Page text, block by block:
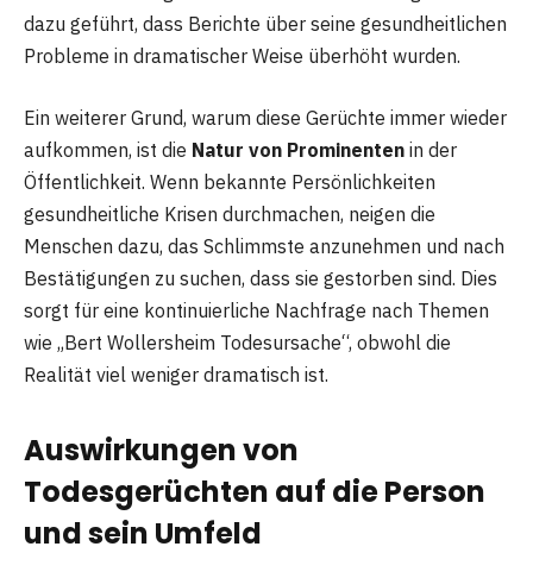
dazu geführt, dass Berichte über seine gesundheitlichen
Probleme in dramatischer Weise überhöht wurden.
Ein weiterer Grund, warum diese Gerüchte immer wieder
aufkommen, ist die Natur von Prominenten in der
Öffentlichkeit. Wenn bekannte Persönlichkeiten
gesundheitliche Krisen durchmachen, neigen die
Menschen dazu, das Schlimmste anzunehmen und nach
Bestätigungen zu suchen, dass sie gestorben sind. Dies
sorgt für eine kontinuierliche Nachfrage nach Themen
wie „Bert Wollersheim Todesursache“, obwohl die
Realität viel weniger dramatisch ist.
Auswirkungen von
Todesgerüchten auf die Person
und sein Umfeld